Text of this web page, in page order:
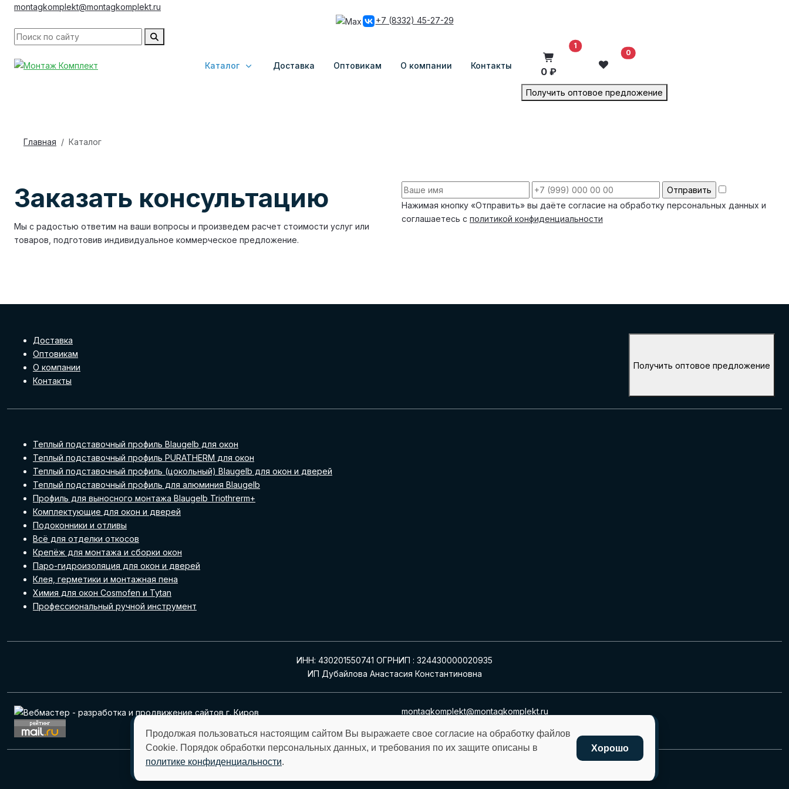
montagkomplekt@montagkomplekt.ru
+7 (8332) 45-27-29
Каталог Доставка Оптовикам О компании Контакты
1 В корзину
0 ₽
0
Получить оптовое предложение
Главная Каталог
Заказать консультацию
Мы с радостью ответим на ваши вопросы и произведем расчет стоимости услуг или
товаров, подготовив индивидуальное коммерческое предложение.
Нажимая кнопку «Отправить» вы даёте согласие на обработку персональных данных и
соглашаетесь с политикой конфиденциальности
Доставка
Оптовикам
О компании
Контакты
Получить оптовое предложение
Теплый подставочный профиль Blaugelb для окон
Теплый подставочный профиль PURATHERM для окон
Теплый подставочный профиль (цокольный) Blaugelb для окон и дверей
Теплый подставочный профиль для алюминия Blaugelb
Профиль для выносного монтажа Blaugelb Triothrerm+
Комплектующие для окон и дверей
Подоконники и отливы
Всё для отделки откосов
Крепёж для монтажа и сборки окон
Паро-гидроизоляция для окон и дверей
Клея, герметики и монтажная пена
Химия для окон Cosmofen и Tytan
Профессиональный ручной инструмент
ИНН: 430201550741 ОГРНИП : 324430000020935
ИП Дубайлова Анастасия Константиновна
montagkomplekt@montagkomplekt.ru
Отправляя любую форму на сайте, вы соглашаетесь с
Продолжая пользоваться настоящим сайтом Вы выражаете свое согласие на обработку файлов
Cookie. Порядок обработки персональных данных, и требования по их защите описаны в
политике конфиденциальности.
Хорошо